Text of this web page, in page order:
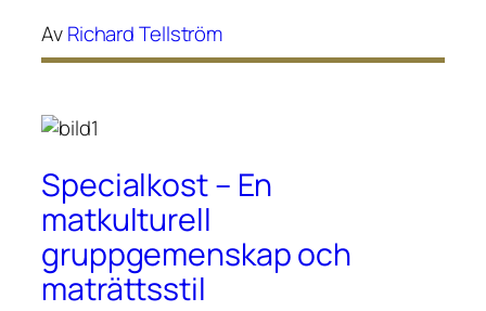
AvRichard Tellström
Specialkost – En
matkulturell
gruppgemenskap och
maträttsstil